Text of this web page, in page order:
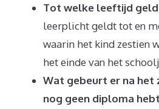
Tot welke leeftijd
leerplicht geldt tot en
waarin het kind zestien
het einde van het
Wat gebeurt er na het
nog geen diploma